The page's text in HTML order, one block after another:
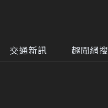
交通新訊 趣聞網搜